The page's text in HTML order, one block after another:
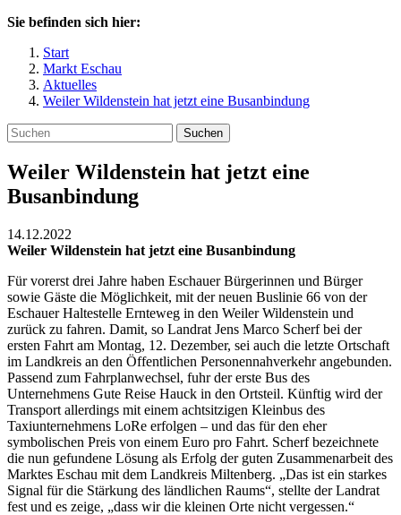
Sie befinden sich hier:
Start
Markt Eschau
Aktuelles
Weiler Wildenstein hat jetzt eine Busanbindung
Suchen
Weiler Wildenstein hat jetzt eine
Busanbindung
14.12.2022
Weiler Wildenstein hat jetzt eine Busanbindung
Für vorerst drei Jahre haben Eschauer Bürgerinnen und Bürger
sowie Gäste die Möglichkeit, mit der neuen Buslinie 66 von der
Eschauer Haltestelle Ernteweg in den Weiler Wildenstein und
zurück zu fahren. Damit, so Landrat Jens Marco Scherf bei der
ersten Fahrt am Montag, 12. Dezember, sei auch die letzte Ortschaft
im Landkreis an den Öffentlichen Personennahverkehr angebunden.
Passend zum Fahrplanwechsel, fuhr der erste Bus des
Unternehmens Gute Reise Hauck in den Ortsteil. Künftig wird der
Transport allerdings mit einem achtsitzigen Kleinbus des
Taxiunternehmens LoRe erfolgen – und das für den eher
symbolischen Preis von einem Euro pro Fahrt. Scherf bezeichnete
die nun gefundene Lösung als Erfolg der guten Zusammenarbeit des
Marktes Eschau mit dem Landkreis Miltenberg. „Das ist ein starkes
Signal für die Stärkung des ländlichen Raums“, stellte der Landrat
fest und es zeige, „dass wir die kleinen Orte nicht vergessen.“